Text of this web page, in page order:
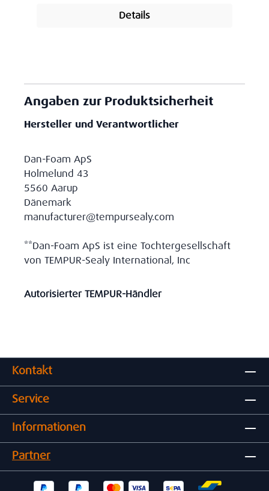
Details
Angaben zur Produktsicherheit
Hersteller und Verantwortlicher
Dan-Foam ApS
Holmelund 43
5560 Aarup
Dänemark
manufacturer@tempursealy.com
**Dan-Foam ApS ist eine Tochtergesellschaft
von TEMPUR-Sealy International, Inc
Autorisierter TEMPUR-Händler
Kontakt
Service
Informationen
Partner